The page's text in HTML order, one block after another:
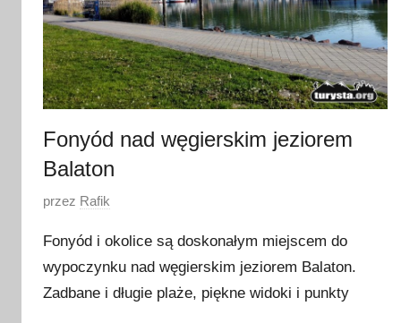
i
a
2
0
1
Fonyód nad węgierskim jeziorem
Balaton
O
u
b
l
przez Rafik
Fonyód i okolice są doskonałym miejscem do
wypoczynku nad węgierskim jeziorem Balaton.
Zadbane i długie plaże, piękne widoki i punkty